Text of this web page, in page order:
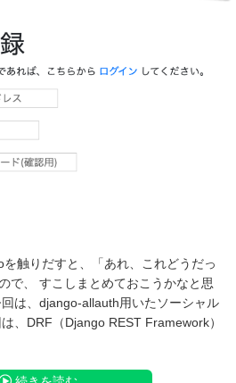
触りだすと、「あれ、これどうだっ
で、 すこしまとめておこうかなと思
は、django-allauth用いたソーシャル
、DRF（Django REST Framework）